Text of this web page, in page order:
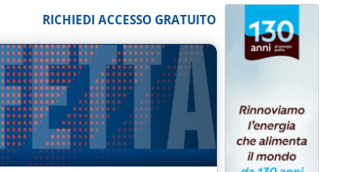
RICHIEDI ACCESSO GRATUITO